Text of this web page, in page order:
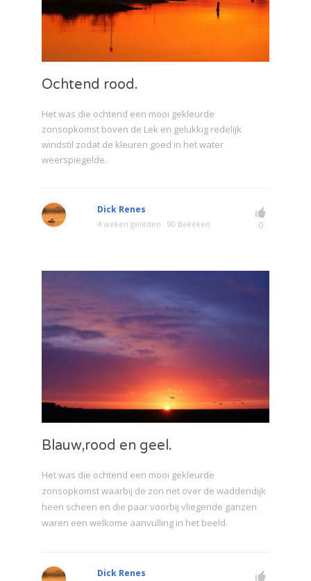
Ochtend rood.
Het was die ochtend een mooi gekleurde
zonsopkomst boven de Lek en gelukkig redelijk
windstil zodat de kleuren goed in het water
weerspiegelde.
Dick Renes
4 weken geleden 90 Bekeken 0
Blauw,rood en geel.
Het was die ochtend een mooi gekleurde
zonsopkomst waarbij de zon net over de waddendijk
heen scheen en die paar voorbij vliegende ganzen
waren een welkome aanvulling in het beeld.
Dick Renes